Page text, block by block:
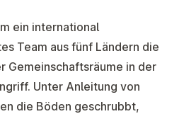
ein international
Team aus fünf Ländern die
Gemeinschaftsräume in der
Unter Anleitung von
die Böden geschrubbt,